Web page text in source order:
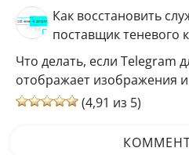
Как восстановить
поставщик теневого
Что делать, если Telegram
отображает изображения
(4,91 из 5)